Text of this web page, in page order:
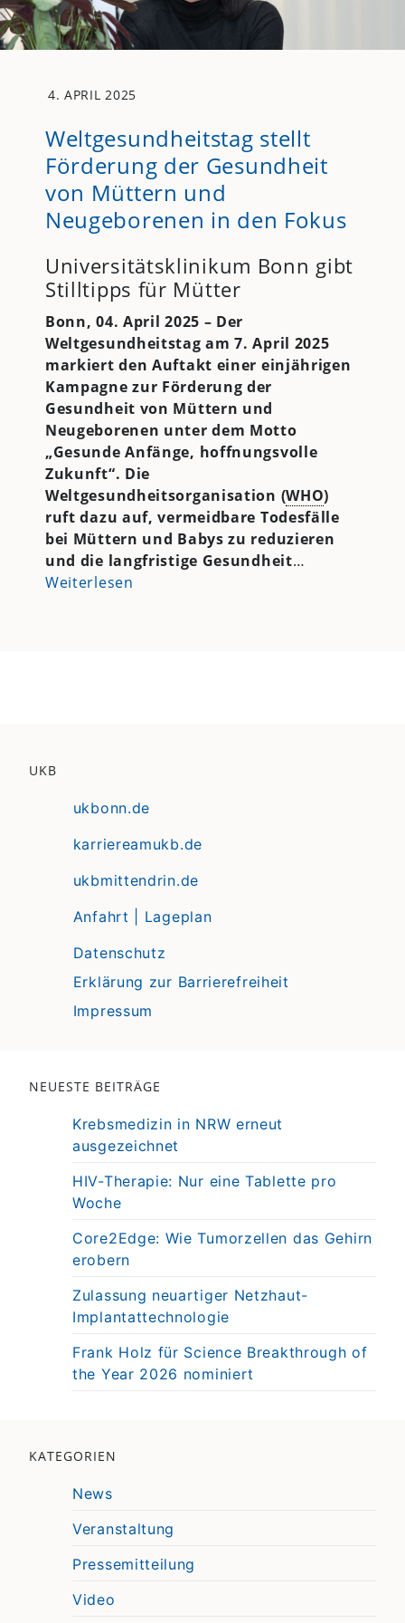
4. APRIL 2025
Weltgesundheitstag stellt
Förderung der Gesundheit
von Müttern und
Neugeborenen in den Fokus
Universitätsklinikum Bonn gibt
Stilltipps für Mütter
Bonn, 04. April 2025 – Der
Weltgesundheitstag am 7. April 2025
markiert den Auftakt einer einjährigen
Kampagne zur Förderung der
Gesundheit von Müttern und
Neugeborenen unter dem Motto
„Gesunde Anfänge, hoffnungsvolle
Zukunft“. Die
Weltgesundheitsorganisation (WHO)
ruft dazu auf, vermeidbare Todesfälle
bei Müttern und Babys zu reduzieren
und die langfristige Gesundheit…
Weiterlesen
UKB
ukbonn.de
karriereamukb.de
ukbmittendrin.de
Anfahrt | Lageplan
Datenschutz
Erklärung zur Barrierefreiheit
Impressum
NEUESTE BEITRÄGE
Krebsmedizin in NRW erneut
ausgezeichnet
HIV-Therapie: Nur eine Tablette pro
Woche
Core2Edge: Wie Tumorzellen das Gehirn
erobern
Zulassung neuartiger Netzhaut-
Implantattechnologie
Frank Holz für Science Breakthrough of
the Year 2026 nominiert
KATEGORIEN
News
Veranstaltung
Pressemitteilung
Video